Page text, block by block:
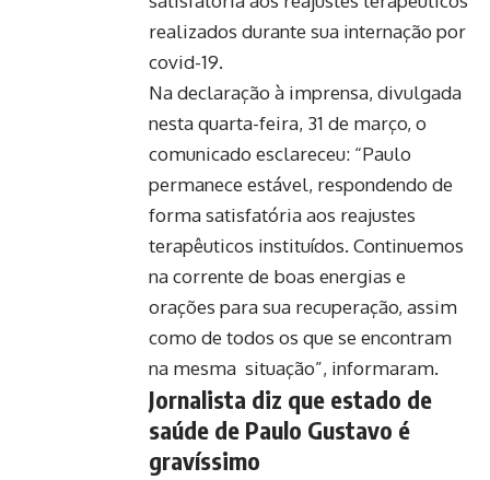
realizados durante sua internação por
covid-19.
Na declaração à imprensa, divulgada
nesta quarta-feira, 31 de março, o
comunicado esclareceu: “Paulo
permanece estável, respondendo de
forma satisfatória aos reajustes
terapêuticos instituídos. Continuemos
na corrente de boas energias e
orações para sua recuperação, assim
como de todos os que se encontram
na mesma situação”, informaram.
Jornalista diz que estado de
saúde de Paulo Gustavo é
gravíssimo